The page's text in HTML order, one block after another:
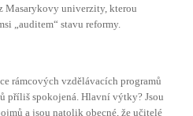
Masarykovy univerzity, kterou
„auditem“ stavu reformy.
rámcových vzdělávacích programů
příliš spokojená. Hlavní výtky? Jsou
a jsou natolik obecné, že učitelé